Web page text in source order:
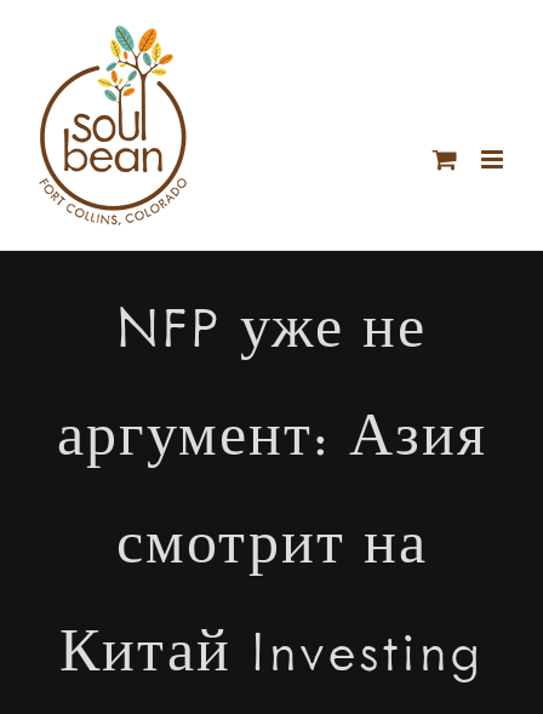
content
NFP уже не
аргумент: Азия
смотрит на
Китай Investing